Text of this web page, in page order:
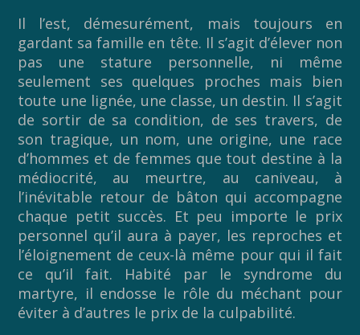
Il l’est, démesurément, mais toujours en
gardant sa famille en tête. Il s’agit d’élever non
pas une stature personnelle, ni même
seulement ses quelques proches mais bien
toute une lignée, une classe, un destin. Il s’agit
de sortir de sa condition, de ses travers, de
son tragique, un nom, une origine, une race
d’hommes et de femmes que tout destine à la
médiocrité, au meurtre, au caniveau, à
l’inévitable retour de bâton qui accompagne
chaque petit succès. Et peu importe le prix
personnel qu’il aura à payer, les reproches et
l’éloignement de ceux-là même pour qui il fait
ce qu’il fait. Habité par le syndrome du
martyre, il endosse le rôle du méchant pour
éviter à d’autres le prix de la culpabilité.